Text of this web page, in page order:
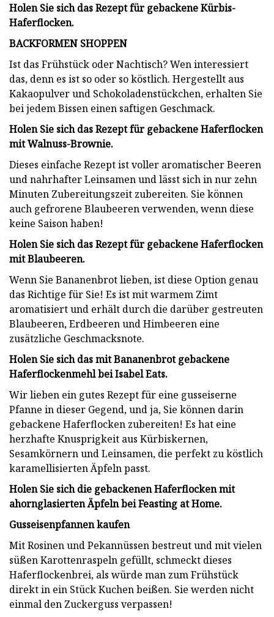
Holen Sie sich das Rezept für gebackene Kürbis-
Haferflocken.
BACKFORMEN SHOPPEN
Ist das Frühstück oder Nachtisch? Wen interessiert
das, denn es ist so oder so köstlich. Hergestellt aus
Kakaopulver und Schokoladenstückchen, erhalten Sie
bei jedem Bissen einen saftigen Geschmack.
Holen Sie sich das Rezept für gebackene Haferflocken
mit Walnuss-Brownie.
Dieses einfache Rezept ist voller aromatischer Beeren
und nahrhafter Leinsamen und lässt sich in nur zehn
Minuten Zubereitungszeit zubereiten. Sie können
auch gefrorene Blaubeeren verwenden, wenn diese
keine Saison haben!
Holen Sie sich das Rezept für gebackene Haferflocken
mit Blaubeeren.
Wenn Sie Bananenbrot lieben, ist diese Option genau
das Richtige für Sie! Es ist mit warmem Zimt
aromatisiert und erhält durch die darüber gestreuten
Blaubeeren, Erdbeeren und Himbeeren eine
zusätzliche Geschmacksnote.
Holen Sie sich das mit Bananenbrot gebackene
Haferflockenmehl bei Isabel Eats.
Wir lieben ein gutes Rezept für eine gusseiserne
Pfanne in dieser Gegend, und ja, Sie können darin
gebackene Haferflocken zubereiten! Es hat eine
herzhafte Knusprigkeit aus Kürbiskernen,
Sesamkörnern und Leinsamen, die perfekt zu köstlich
karamellisierten Äpfeln passt.
Holen Sie sich die gebackenen Haferflocken mit
ahornglasierten Äpfeln bei Feasting at Home.
Gusseisenpfannen kaufen
Mit Rosinen und Pekannüssen bestreut und mit vielen
süßen Karottenraspeln gefüllt, schmeckt dieses
Haferflockenbrei, als würde man zum Frühstück
direkt in ein Stück Kuchen beißen. Sie werden nicht
einmal den Zuckerguss verpassen!